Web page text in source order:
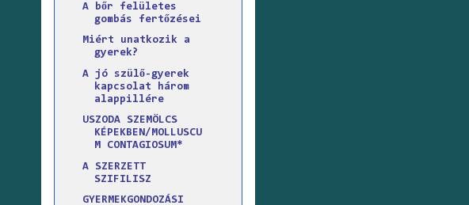
A bőr felületes
gombás fertőzései
Miért unatkozik a
gyerek?
A jó szülő-gyerek
kapcsolat három
alappillére
USZODA SZEMÖLCS
KÉPEKBEN/MOLLUSCU
M CONTAGIOSUM*
A SZERZETT
SZIFILISZ
GYERMEKGONDOZÁSI